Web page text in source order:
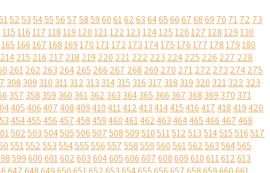
525354555657585960616263646566676869 70 7172 73
115116117118119120121122123124125126127128129130
165166167168169170171172173174175176177178179180
214215 216 217 218 219 220 221222 223 224225 226 227 228
261262 263 264265 266 267 268 269 270 271272 273 274275
308 309 310 311312 313 314315 316 317 318 319 320 321322 323
357 358 359 360 361362 363 364365 366 367 368 369 370 371
405406407408409410411412413414415416417418419420
454455456457458459460461462463464465466467468
502503504505506507508509510511512513514515516517
551552553554555556557558559560561562563564565
599600601602603604605606607608609610611612613